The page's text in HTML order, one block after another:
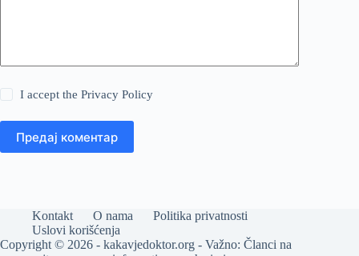
I accept thePrivacy Policy
Предај коментар
Kontakt O nama
Politika privatnosti
Uslovi korišćenja
Copyright © 2026 - kakavjedoktor.org - Važno: Članci na